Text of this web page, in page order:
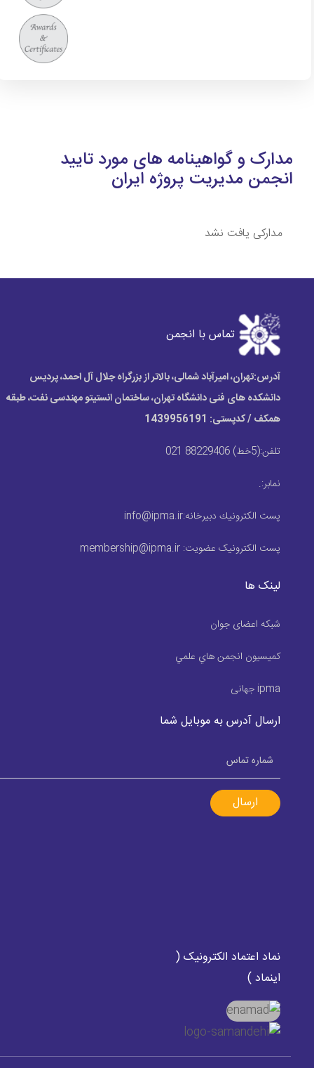
مدارک و گواهینامه های مورد تایید
انجمن مدیریت پروژه ایران
مدارکی یافت نشد
تماس با انجمن
آدرس:تهران، امیرآباد شمالی، بالاتر از بزرگراه جلال آل احمد، پردیس
دانشکده های فنی دانشگاه تهران، ساختمان انستیتو مهندسی نفت، طبقه
همکف / کدپستی: 1439956191
تلفن:(5خط) 88229406 021
نمابر:.
پست الكترونيك دبیرخانه:info@ipma.ir
پست الکترونیک عضویت:membership@ipma.ir
لینک ها
شبکه اعضای جوان
كميسيون انجمن هاي علمي
ipma جهانی
ارسال آدرس به موبایل شما
ارسال
نماد اعتماد الکترونیک (
اینماد )